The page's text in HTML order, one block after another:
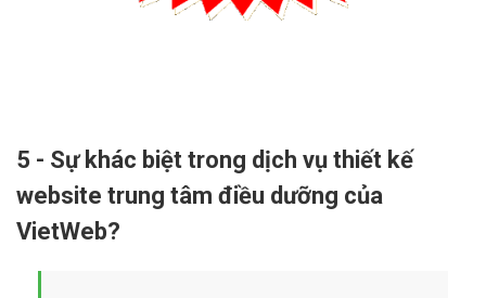
5 - Sự khác biệt trong dịch vụ thiết kế
website trung tâm điều dưỡng của
VietWeb?